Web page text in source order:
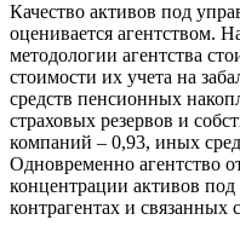
Качество активов под
оценивается агентством.
методологии агентства
стоимости их учета на
средств пенсионных
страховых резервов и
компаний – 0,93, иных
Одновременно агентство
концентрации активов
контрагентах и связанных